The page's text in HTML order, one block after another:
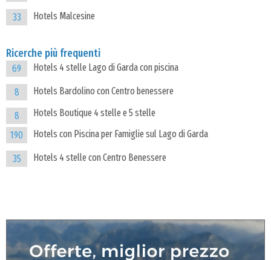
33 Hotels Malcesine
Ricerche più frequenti
69 Hotels 4 stelle Lago di Garda con piscina
8 Hotels Bardolino con Centro benessere
8
Hotels Boutique 4 stelle e 5 stelle
190
Hotels con Piscina per Famiglie sul Lago di Garda
35 Hotels 4 stelle con Centro Benessere